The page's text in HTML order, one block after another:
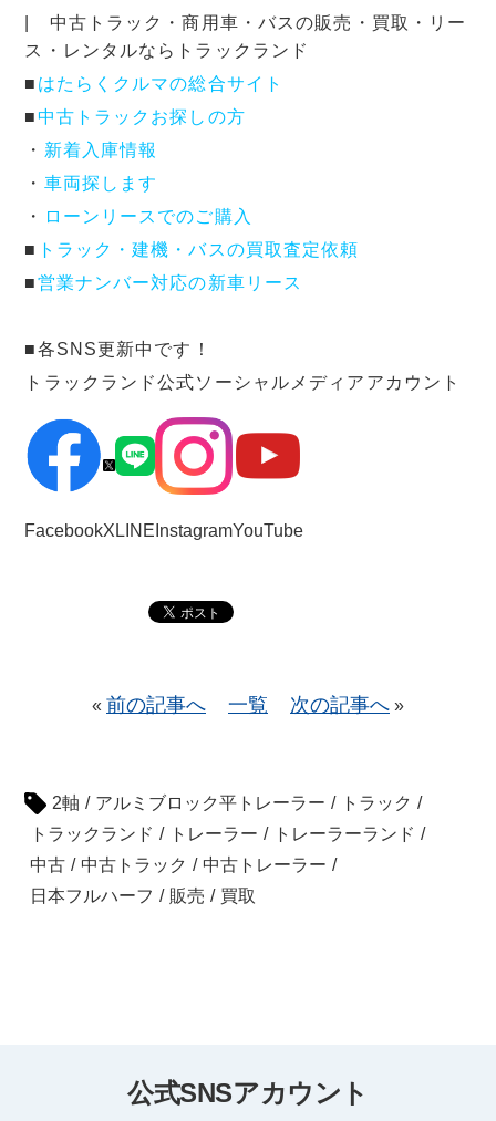
| 中古トラック・商用車・バスの販売・買取・リー
ス・レンタルならトラックランド
■ はたらくクルマの総合サイト
■中古トラックお探しの方
・ 新着入庫情報
・ 車両探します
・
ローンリースでのご購入
■ トラック・建機・バスの買取査定依頼
■営業ナンバー対応の新車リース
■各SNS更新中です！
トラックランド公式ソーシャルメディアアカウント
FacebookX LINE InstagramYouTube
« 前の記事へ 一覧 次の記事へ »
2軸 / アルミブロック平トレーラー / トラック /
トラックランド / トレーラー / トレーラーランド /
中古 / 中古トラック / 中古トレーラー /
日本フルハーフ / 販売 / 買取
公式SNSアカウント